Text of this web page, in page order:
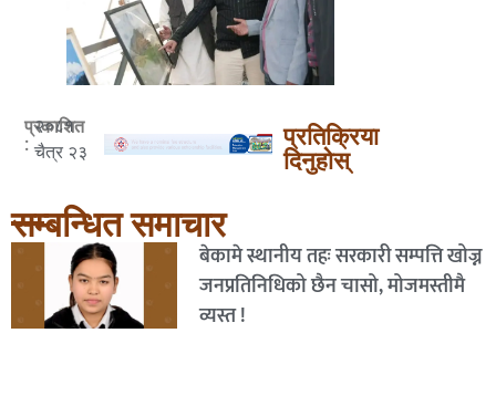
प्रकाशित
:
२०८१
चैत्र २३
प्रतिक्रिया
दिनुहोस्
सम्बन्धित समाचार
बेकामे स्थानीय तहः सरकारी सम्पत्ति खोज्न
जनप्रतिनिधिको छैन चासो, मोजमस्तीमै
व्यस्त !